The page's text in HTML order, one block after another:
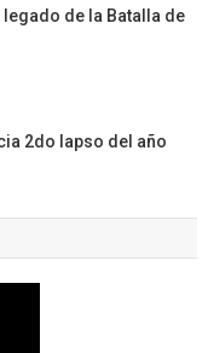
legado de la Batalla de
2do lapso del año